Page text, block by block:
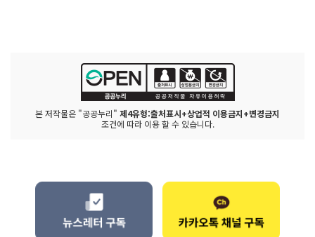
본 저작물은 "공공누리" 제4유형:출처표시+상업적 이용금지+변경금지
조건에 따라 이용 할 수 있습니다.